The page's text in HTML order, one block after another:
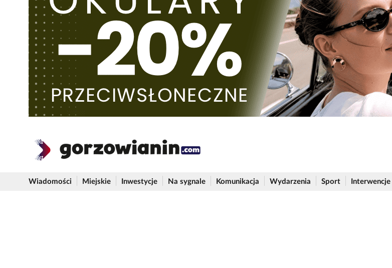
Wiadomości Miejskie Inwestycje Na sygnale Komunikacja Wydarzenia Sport Interwencje